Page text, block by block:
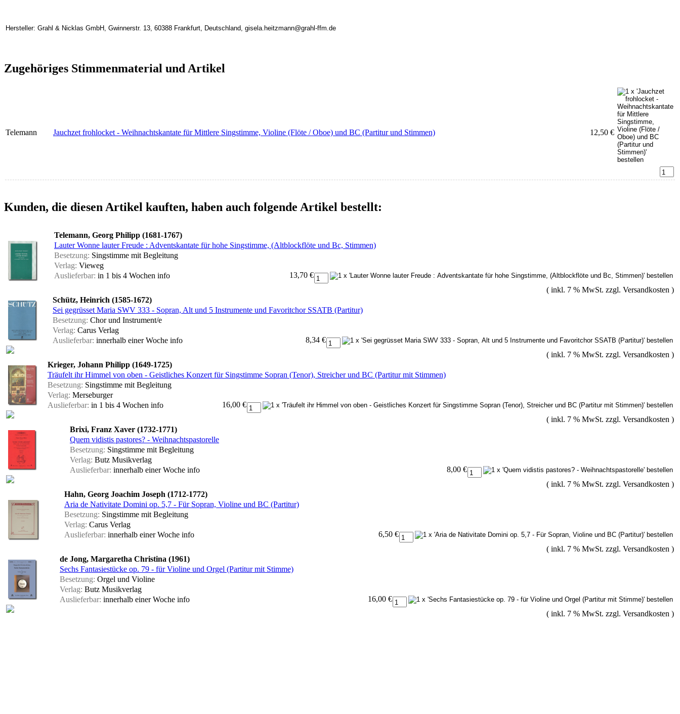
Hersteller: Grahl & Nicklas GmbH, Gwinnerstr. 13, 60388 Frankfurt, Deutschland, gisela.heitzmann@grahl-ffm.de
Zugehöriges Stimmenmaterial und Artikel
Telemann Jauchzet frohlocket - Weihnachtskantate für Mittlere Singstimme, Violine (Flöte / Oboe) und BC (Partitur und Stimmen) 12,50 €
Kunden, die diesen Artikel kauften, haben auch folgende Artikel bestellt:
Telemann, Georg Philipp (1681-1767)
Lauter Wonne lauter Freude : Adventskantate für hohe Singstimme, (Altblockflöte und Bc, Stimmen)
Besetzung: Singstimme mit Begleitung
Verlag: Vieweg
Auslieferbar: in 1 bis 4 Wochen info
13,70 €
( inkl. 7 % MwSt. zzgl. Versandkosten )
Schütz, Heinrich (1585-1672)
Sei gegrüsset Maria SWV 333 - Sopran, Alt und 5 Instrumente und Favoritchor SSATB (Partitur)
Besetzung: Chor und Instrument/e
Verlag: Carus Verlag
Auslieferbar: innerhalb einer Woche info
8,34 €
( inkl. 7 % MwSt. zzgl. Versandkosten )
Krieger, Johann Philipp (1649-1725)
Träufelt ihr Himmel von oben - Geistliches Konzert für Singstimme Sopran (Tenor), Streicher und BC (Partitur mit Stimmen)
Besetzung: Singstimme mit Begleitung
Verlag: Merseburger
Auslieferbar: in 1 bis 4 Wochen info
16,00 €
( inkl. 7 % MwSt. zzgl. Versandkosten )
Brixi, Franz Xaver (1732-1771)
Quem vidistis pastores? - Weihnachtspastorelle
Besetzung: Singstimme mit Begleitung
Verlag: Butz Musikverlag
Auslieferbar: innerhalb einer Woche info
8,00 €
( inkl. 7 % MwSt. zzgl. Versandkosten )
Hahn, Georg Joachim Joseph (1712-1772)
Aria de Nativitate Domini op. 5,7 - Für Sopran, Violine und BC (Partitur)
Besetzung: Singstimme mit Begleitung
Verlag: Carus Verlag
Auslieferbar: innerhalb einer Woche info
6,50 €
( inkl. 7 % MwSt. zzgl. Versandkosten )
de Jong, Margaretha Christina (1961)
Sechs Fantasiestücke op. 79 - für Violine und Orgel (Partitur mit Stimme)
Besetzung: Orgel und Violine
Verlag: Butz Musikverlag
Auslieferbar: innerhalb einer Woche info
16,00 €
( inkl. 7 % MwSt. zzgl. Versandkosten )